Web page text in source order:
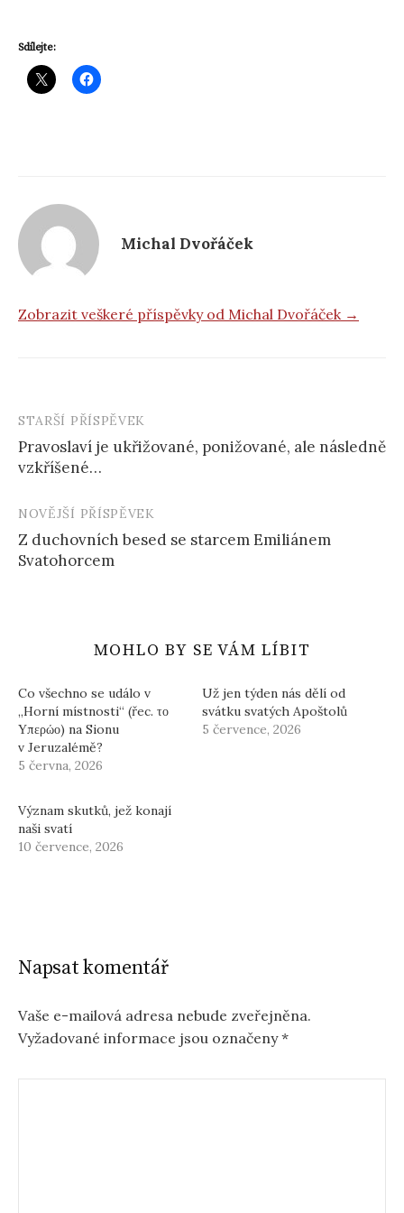
Sdílejte:
Michal Dvořáček
Zobrazit veškeré příspěvky od Michal Dvořáček →
Navigace
příspěvku
STARŠÍ PŘÍSPĚVEK
Pravoslaví je ukřižované, ponižované, ale následně
vzkříšené…
NOVĚJŠÍ PŘÍSPĚVEK
Z duchovních besed se starcem Emiliánem
Svatohorcem
MOHLO BY SE VÁM LÍBIT
Co všechno se událo v
„Horní místnosti“ (řec. το
Υπερώο) na Sionu
v Jeruzalémě?
5 června, 2026
Už jen týden nás dělí od
svátku svatých Apoštolů
5 července, 2026
Význam skutků, jež konají
naši svatí
10 července, 2026
Napsat komentář
Vaše e-mailová adresa nebude zveřejněna.
Vyžadované informace jsou označeny*